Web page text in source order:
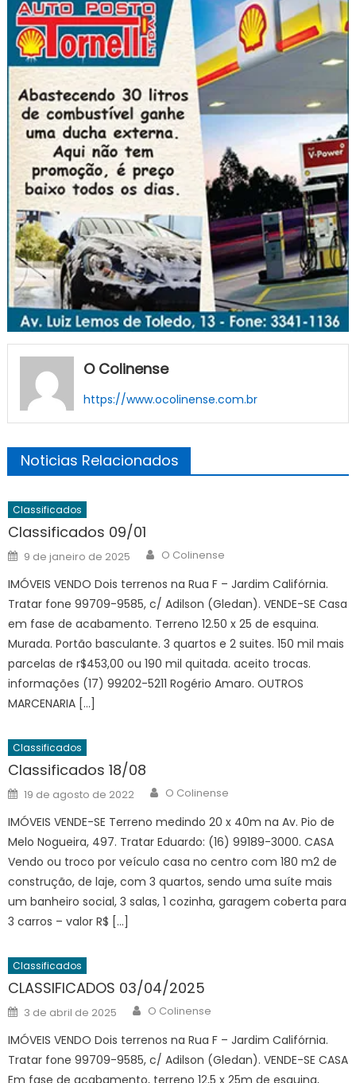
O Colinense
https://www.ocolinense.com.br
Noticias Relacionados
Classificados
Classificados 09/01
Posted
on
9 de janeiro de 2025 Author
O Colinense
IMÓVEIS VENDO Dois terrenos na Rua F – Jardim Califórnia.
Tratar fone 99709-9585, c/ Adilson (Gledan). VENDE-SE Casa
em fase de acabamento. Terreno 12.50 x 25 de esquina.
Murada. Portão basculante. 3 quartos e 2 suites. 150 mil mais
parcelas de r$453,00 ou 190 mil quitada. aceito trocas.
informações (17) 99202-5211 Rogério Amaro. OUTROS
MARCENARIA […]
Classificados
Classificados 18/08
Posted
on
19 de agosto de 2022 Author
O Colinense
IMÓVEIS VENDE-SE Terreno medindo 20 x 40m na Av. Pio de
Melo Nogueira, 497. Tratar Eduardo: (16) 99189-3000. CASA
Vendo ou troco por veículo casa no centro com 180 m2 de
construção, de laje, com 3 quartos, sendo uma suíte mais
um banheiro social, 3 salas, 1 cozinha, garagem coberta para
3 carros – valor R$ […]
Classificados
CLASSIFICADOS 03/04/2025
Posted
on
3 de abril de 2025 Author
O Colinense
IMÓVEIS VENDO Dois terrenos na Rua F – Jardim Califórnia.
Tratar fone 99709-9585, c/ Adilson (Gledan). VENDE-SE CASA
Em fase de acabamento, terreno 12,5 x 25m de esquina,